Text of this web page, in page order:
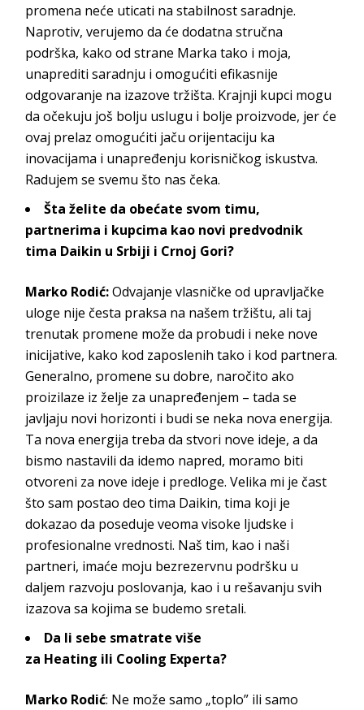
promena neće uticati na stabilnost saradnje.
Naprotiv, verujemo da će dodatna stručna
podrška, kako od strane Marka tako i moja,
unaprediti saradnju i omogućiti efikasnije
odgovaranje na izazove tržišta. Krajnji kupci mogu
da očekuju još bolju uslugu i bolje proizvode, jer će
ovaj prelaz omogućiti jaču orijentaciju ka
inovacijama i unapređenju korisničkog iskustva.
Radujem se svemu što nas čeka.
Šta želite da obećate svom timu,
partnerima i kupcima kao novi predvodnik
tima Daikin u Srbiji i Crnoj Gori?
Marko Rodić:Odvajanje vlasničke od upravljačke
uloge nije česta praksa na našem tržištu, ali taj
trenutak promene može da probudi i neke nove
inicijative, kako kod zaposlenih tako i kod partnera.
Generalno, promene su dobre, naročito ako
proizilaze iz želje za unapređenjem – tada se
javljaju novi horizonti i budi se neka nova energija.
Ta nova energija treba da stvori nove ideje, a da
bismo nastavili da idemo napred, moramo biti
otvoreni za nove ideje i predloge. Velika mi je čast
što sam postao deo tima Daikin, tima koji je
dokazao da poseduje veoma visoke ljudske i
profesionalne vrednosti. Naš tim, kao i naši
partneri, imaće moju bezrezervnu podršku u
daljem razvoju poslovanja, kao i u rešavanju svih
izazova sa kojima se budemo sretali.
Da li sebe smatrate više
za Heating ili Cooling Experta?
Marko Rodić: Ne može samo „toplo” ili samo